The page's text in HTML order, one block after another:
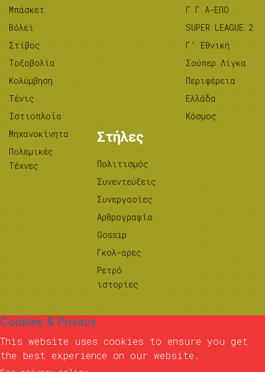
Μπάσκετ
Βόλεϊ
Στίβος
Tοξοβολία
Κολύμβηση
Τένις
Ιστιοπλοΐα
Μηχανοκίνητα
Πολεμικές
Τέχνες
Γ.Γ.Α-ΕΠΟ
SUPER LEAGUE 2
Γ’ Εθνική
Σούπερ Λίγκα
Περιφέρεια
Ελλάδα
Κόσμος
Στήλες
Πολιτισμός
Συνεντεύξεις
Συνεργασίες
Αρθρογραφία
Gossip
Γκολ-αρες
Ρετρό
ιστορίες
Cookies & Privacy
This website uses cookies to ensure you get
the best experience on our website.